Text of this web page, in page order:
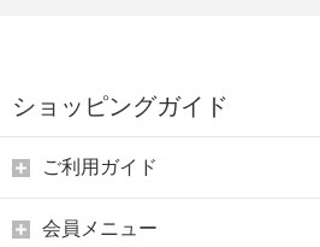
ショッピングガイド
ご利用ガイド
会員メニュー